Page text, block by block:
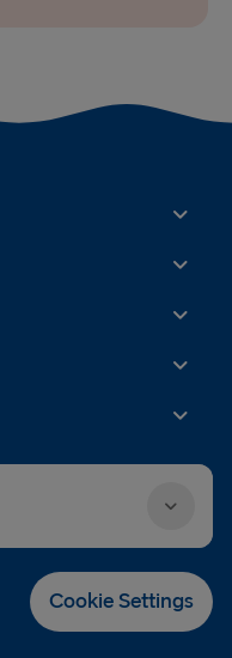
Cookie Settings